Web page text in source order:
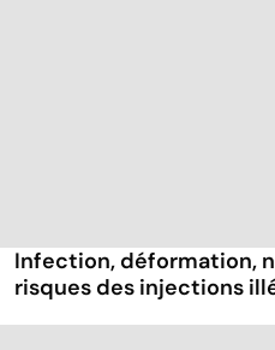
Infection, déformation,
risques des injections